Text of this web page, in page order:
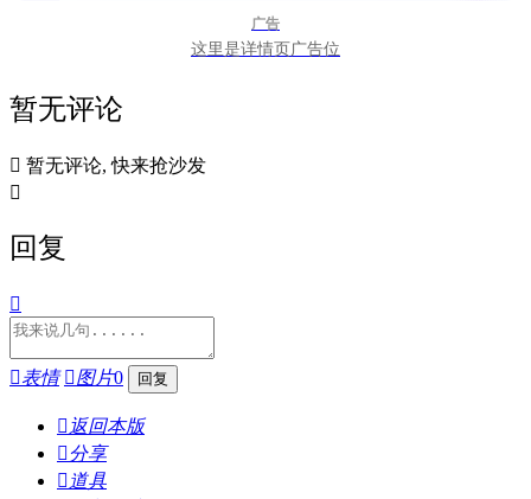
广告
这里是详情页广告位
暂无评论
 暂无评论, 快来抢沙发

回复

表情 图片0
 返回本版
分享
 道具